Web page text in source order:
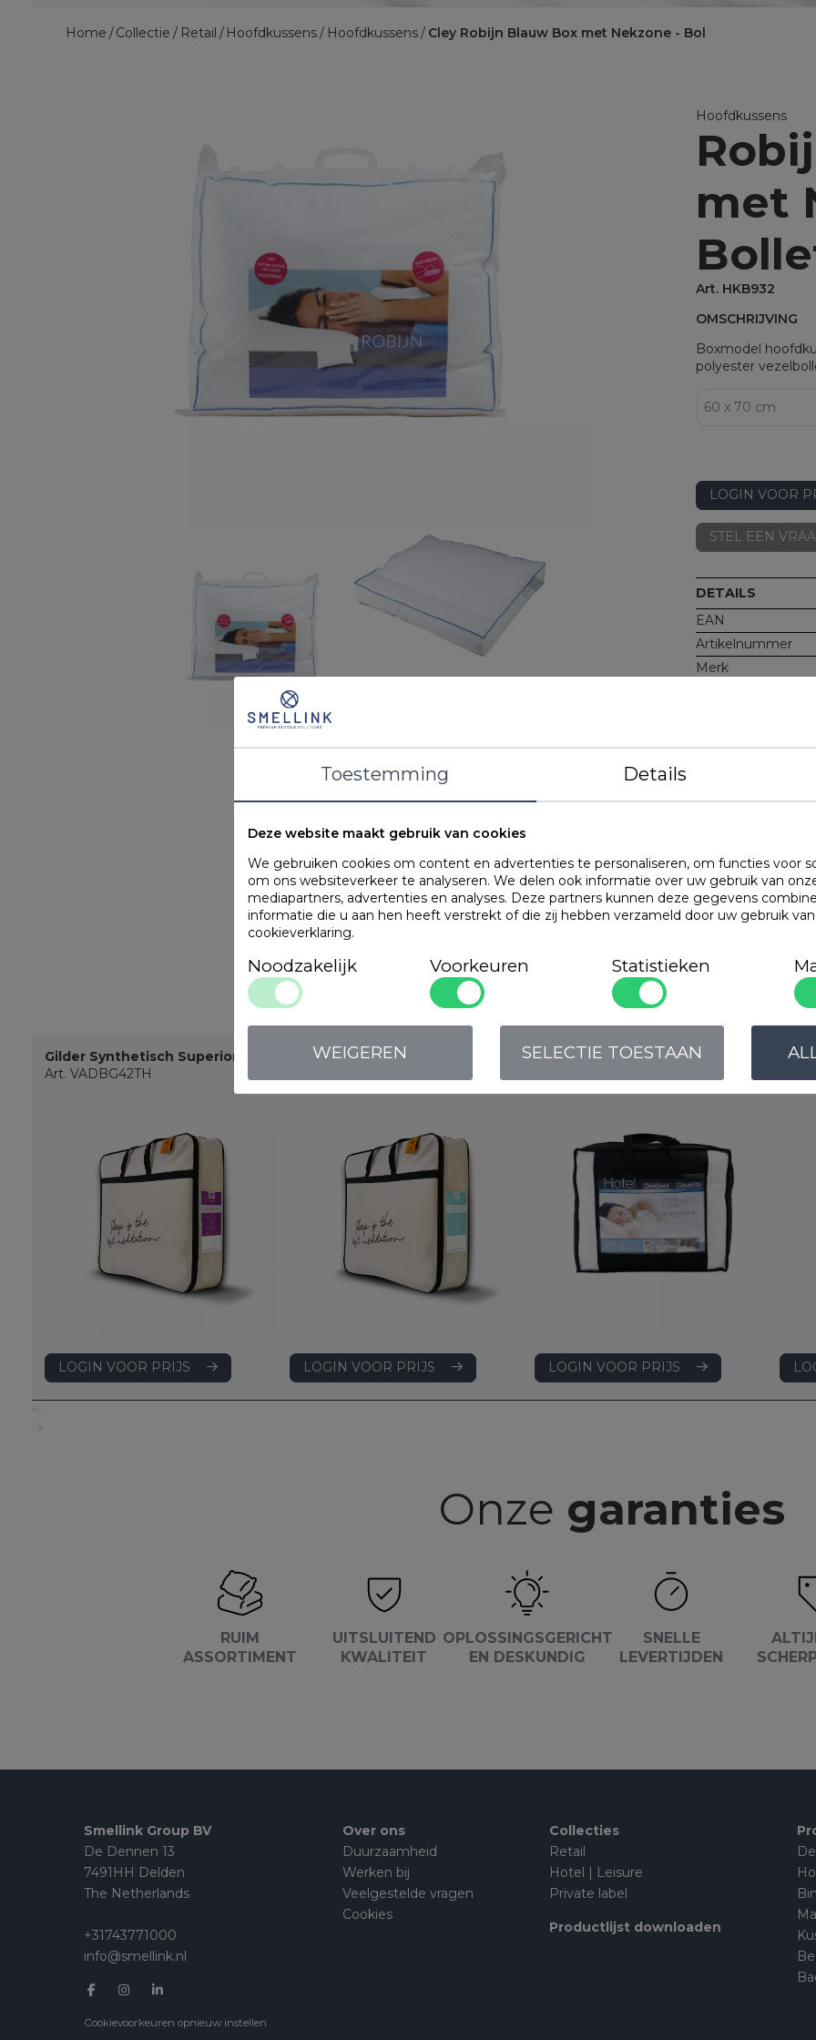
Matrasbeschermers
Matrasbeschermers -
Matrasbeschermers -
Home Collectie Retail Hoofdkussens Hoofdkussens Cley Robijn Blauw Box met Nekzone - Bol
Hoofdkussens
met
Art. HKB932
OMSCHRIJVING
Boxmodel
polyester
LOGIN VOOR
STEL EEN
DETAILS
EAN
Artikelnummer
Merk
OMSCHRIJVING
Boxmodel
polyester
Populaire
Gilder Synthetisch Superior
Art. VADBG42TH
LOGIN VOOR PRIJS
Gilder Synthetisch Softline
LOGIN VOOR PRIJS
Cley Hotel Professional
LOGIN VOOR PRIJS
Onze garanties
RUIM
ASSORTIMENT
UITSLUITEND
KWALITEIT
OPLOSSINGSGERICHT
EN DESKUNDIG
SNELLE
LEVERTIJDEN
Smellink Group BV
De Dennen 13
7491HH Delden
The Netherlands
+31743771000
info@smellink.nl
Cookievoorkeuren opnieuw instellen
Over ons
Duurzaamheid
Werken bij
Veelgestelde vragen
Cookies
Collecties
Retail
Hotel | Leisure
Private label
Productlijst downloaden
Toestemming Details
Deze website maakt gebruik van cookies
We gebruiken cookies om content en advertenties te personaliseren, om functies voor
om ons websiteverkeer te analyseren. We delen ook informatie over uw gebruik van
mediapartners, advertenties en analyses. Deze partners kunnen deze gegevens
informatie die u aan hen heeft verstrekt of die zij hebben verzameld door uw gebruik
cookieverklaring.
Noodzakelijk Voorkeuren Statistieken
WEIGEREN SELECTIE TOESTAAN